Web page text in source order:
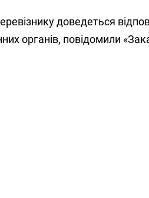
доведеться
органів, повідомили